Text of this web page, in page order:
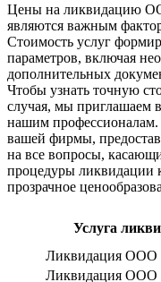
Цены на ликвидацию
являются важным
Стоимость услуг
параметров, включая
дополнительных
Чтобы узнать точную
случая, мы приглашаем
нашим
вашей фирмы,
на все вопросы,
процедуры ликвидации
прозрачное
Услуга
Ликвидация ООО
Ликвидация ООО